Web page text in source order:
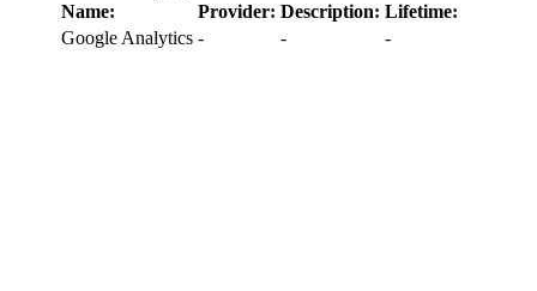
Name:
Provider: Description: Lifetime:
Google Analytics - - -